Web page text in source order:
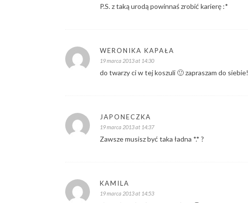
P.S. z taką urodą powinnaś zrobić karierę :*
WERONIKA KAPAŁA
19 marca 2013 at 14:30
do twarzy ci w tej koszuli 🙂 zapraszam do siebie!
JAPONECZKA
19 marca 2013 at 14:37
Zawsze musisz być taka ładna *.* ?
KAMILA
19 marca 2013 at 14:53